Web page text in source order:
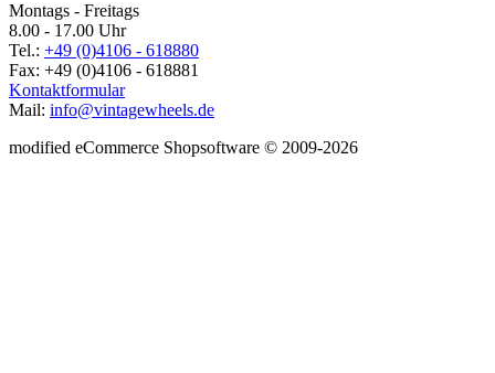
Montags - Freitags
8.00 - 17.00 Uhr
Tel.: +49 (0)4106 - 618880
Fax: +49 (0)4106 - 618881
Kontaktformular
Mail: info@vintagewheels.de
modified eCommerce Shopsoftware © 2009-2026